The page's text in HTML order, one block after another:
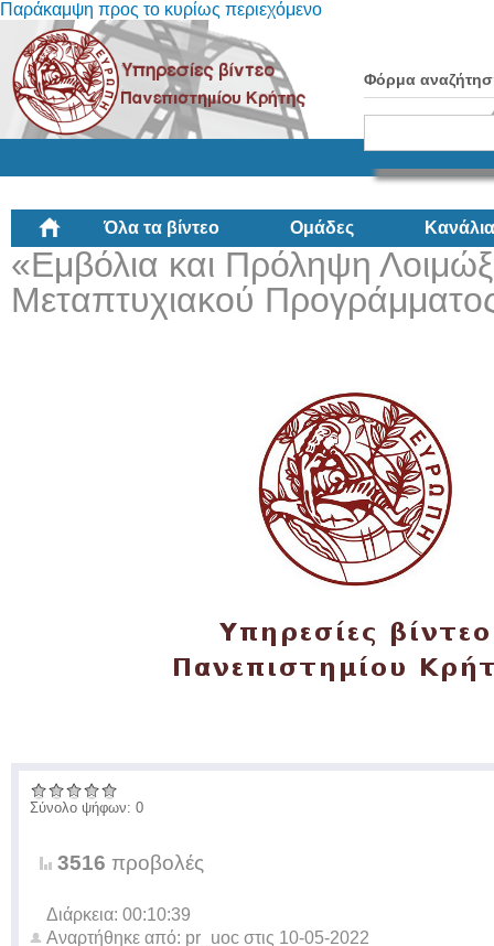
Παράκαμψη προς το κυρίως περιεχόμενο
Φόρμα
Όλα τα βίντεο Ομάδες Κανάλια
«Εμβόλια και Πρόληψη
Μεταπτυχιακού
Σύνολο ψήφων: 0
3516 προβολές
Διάρκεια: 00:10:39
Αναρτήθηκε από: pr_uoc στις 10-05-2022